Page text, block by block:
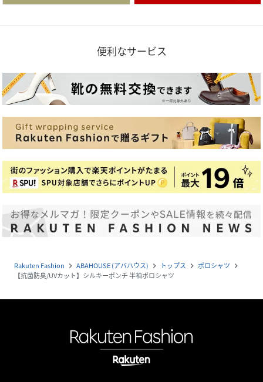
便利なサービス
Rakuten Fashion navigate_next ABAHOUSE (アバハウス) navigate_next トップス navigate_next ポロシャツ navigate_next
【抗菌防臭/UVカット】シルキーポンチ 半袖ポロシャツ